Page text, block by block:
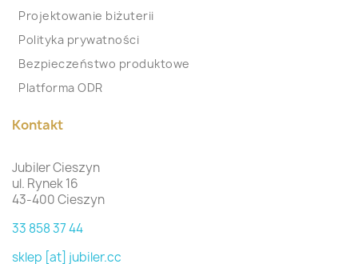
Projektowanie biżuterii
Polityka prywatności
Bezpieczeństwo produktowe
Platforma ODR
Kontakt
Jubiler Cieszyn
ul. Rynek 16
43-400 Cieszyn
33 858 37 44
sklep [at] jubiler.cc